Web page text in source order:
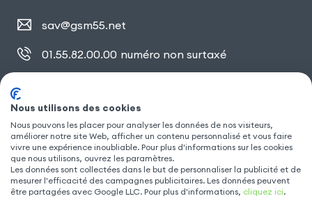
sav@gsm55.net
01.55.82.00.00 numéro non surtaxé
SUIVEZ NOUS
Nous utilisons des cookies
Nous pouvons les placer pour analyser les données de nos visiteurs,
améliorer notre site Web, afficher un contenu personnalisé et vous faire
vivre une expérience inoubliable. Pour plus d'informations sur les cookies
que nous utilisons, ouvrez les paramètres.
Les données sont collectées dans le but de personnaliser la publicité et de
mesurer l'efficacité des campagnes publicitaires. Les données peuvent
être partagées avec Google LLC. Pour plus d'informations, cliquez ici.